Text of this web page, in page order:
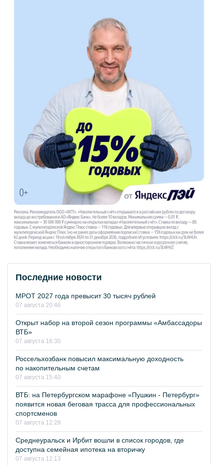
Последние новости
МРОТ 2027 года превысит 30 тысяч рублей
07 августа 20:46
Открыт набор на второй сезон программы «Амбассадоры
ВТБ»
07 августа 16:30
Россельхозбанк повысил максимальную доходность
по накопительным счетам
07 августа 15:40
ВТБ: на Петербургском марафоне «Пушкин - Петербург»
появится новая беговая трасса для профессиональных
спортсменов
07 августа 12:28
Среднеуральск и Ирбит вошли в список городов, где
доступна семейная ипотека на вторичку
07 августа 12:13